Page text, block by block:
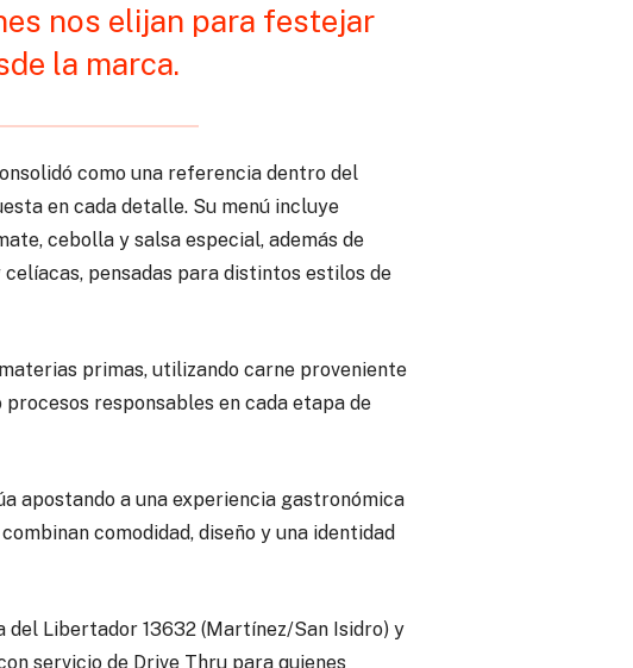
nos elijan para festejar
la marca.
como una referencia dentro del
en cada detalle. Su menú incluye
cebolla y salsa especial, además de
pensadas para distintos estilos de
primas, utilizando carne proveniente
responsables en cada etapa de
apostando a una experiencia gastronómica
comodidad, diseño y una identidad
del Libertador 13632 (Martínez/San Isidro) y
servicio de Drive Thru para quienes